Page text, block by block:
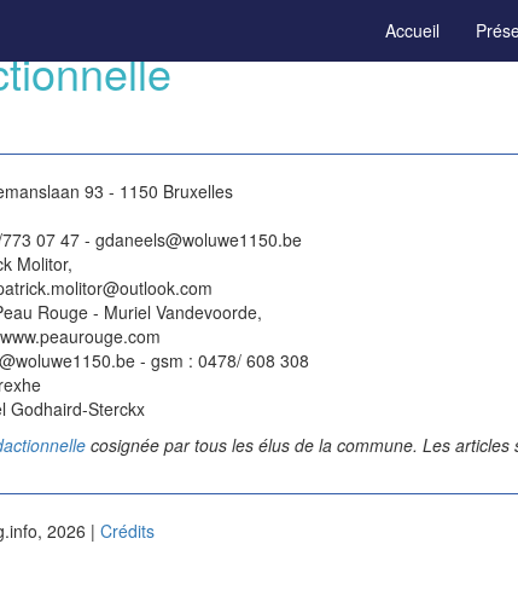
Accueil
93 - 1150 Bruxelles
07 47 - gdaneels@woluwe1150.be
Molitor,
Rouge - Muriel Vandevoorde,
- gsm : 0478/ 608 308
Godhaird-Sterckx
cosignée par tous les élus de la commune. Les
2026 | Crédits